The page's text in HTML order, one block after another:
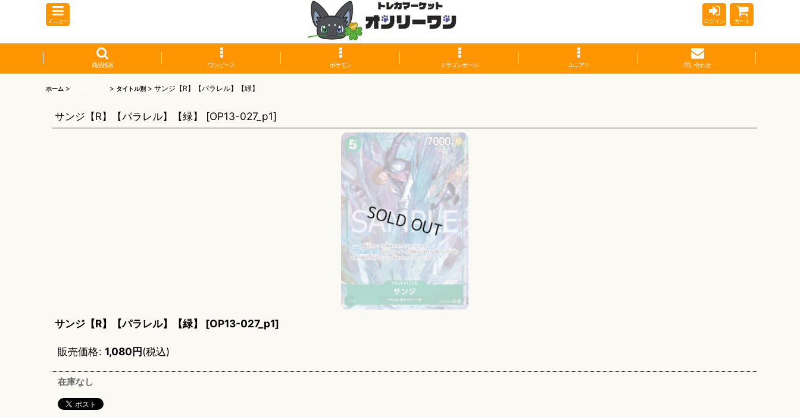
メニュー ログイン カート
商品検索 ワンピース ポケモン ドラゴンボール ユニアリ 問い合わせ
ホーム > > タイトル別 > サンジ【R】【パラレル】【緑】
サンジ【R】【パラレル】【緑】 [OP13-027_p1]
サンジ【R】【パラレル】【緑】 [OP13-027_p1]
販売価格: 1,080円(税込)
在庫なし